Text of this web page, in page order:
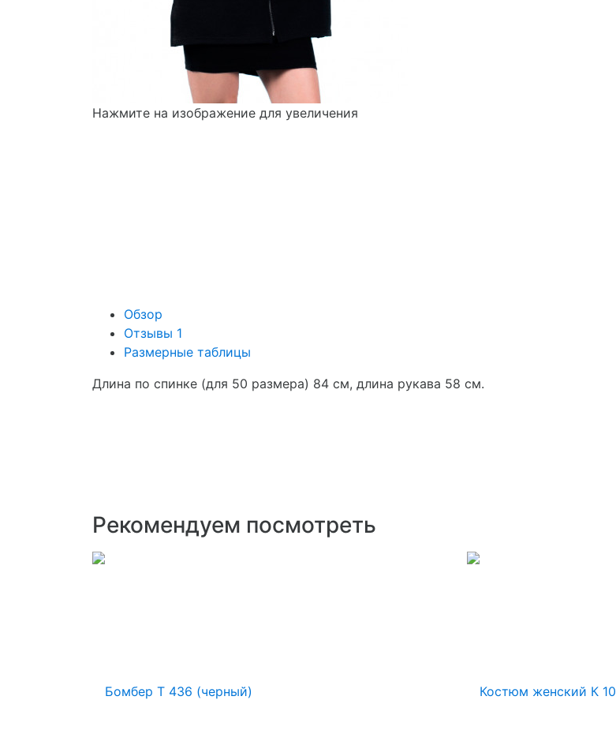
Нажмите на изображение для увеличения
Обзор
Отзывы 1
Размерные таблицы
Длина по спинке (для 50 размера) 84 см, длина рукава 58 см.
Рекомендуем посмотреть